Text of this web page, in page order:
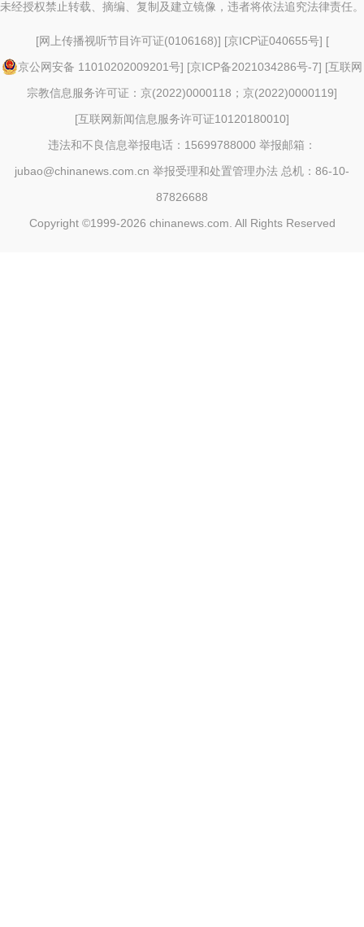
未经授权禁止转载、摘编、复制及建立镜像，违者将依法追究法律责任。
[网上传播视听节目许可证(0106168)] [京ICP证040655号] [
京公网安备 11010202009201号] [京ICP备2021034286号-7] [互联网
宗教信息服务许可证：京(2022)0000118；京(2022)0000119]
[互联网新闻信息服务许可证10120180010]
违法和不良信息举报电话：15699788000 举报邮箱：
jubao@chinanews.com.cn 举报受理和处置管理办法 总机：86-10-
87826688
Copyright ©1999-2026 chinanews.com. All Rights Reserved